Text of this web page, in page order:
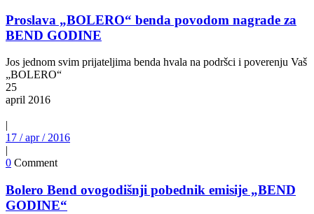
Proslava „BOLERO“ benda povodom nagrade za
BEND GODINE
Jos jednom svim prijateljima benda hvala na podršci i poverenju Vaš
„BOLERO“
25
april 2016
|
17 / apr / 2016
|
0 Comment
Bolero Bend ovogodišnji pobednik emisije „BEND
GODINE“